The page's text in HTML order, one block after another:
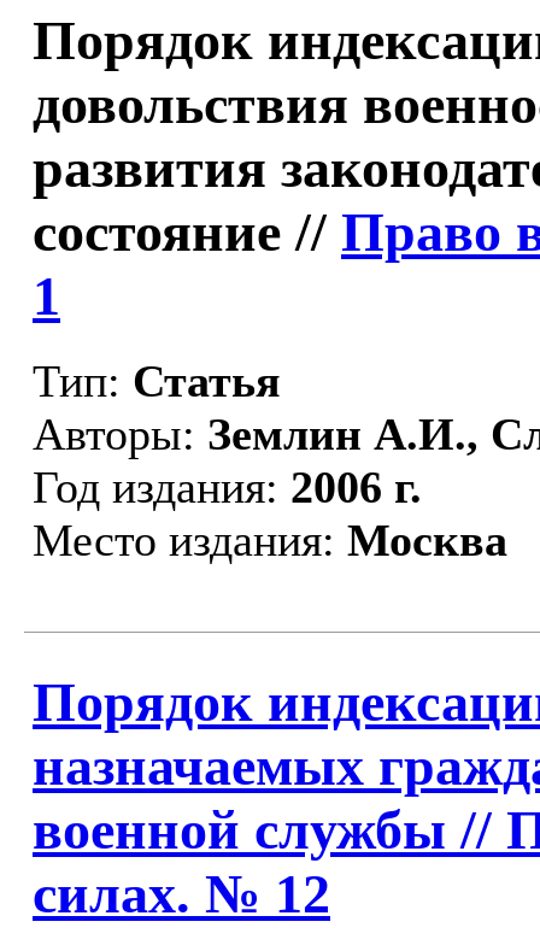
Порядок
довольствия
развития
состояние // Право
1
Тип: Статья
Авторы: Землин А.И.,
Год издания: 2006 г.
Место издания: Москва
Порядок
назначаемых
военной службы //
силах. № 12